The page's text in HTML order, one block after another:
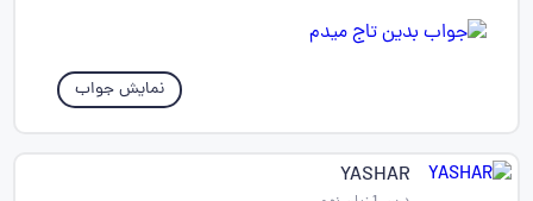
نمایش جواب
YASHAR